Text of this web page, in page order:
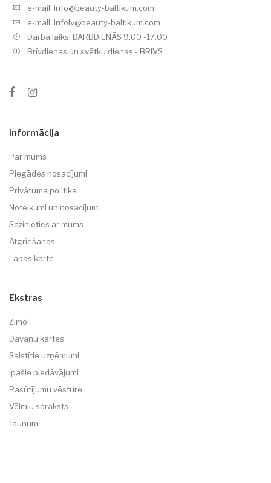
e-mail: info@beauty-baltikum.com
e-mail: infolv@beauty-baltikum.com
Darba laiks: DARBDIENĀS 9.00 -17.00
Brīvdienas un svētku dienas - BRĪVS
Informācija
Par mums
Piegādes nosacījumi
Privātuma politika
Noteikumi un nosacījumi
Sazinieties ar mums
Atgriešanas
Lapas karte
Ekstras
Zīmoli
Dāvanu kartes
Saistītie uzņēmumi
Īpašie piedāvājumi
Pasūtījumu vēsture
Vēlmju saraksts
Jaunumi